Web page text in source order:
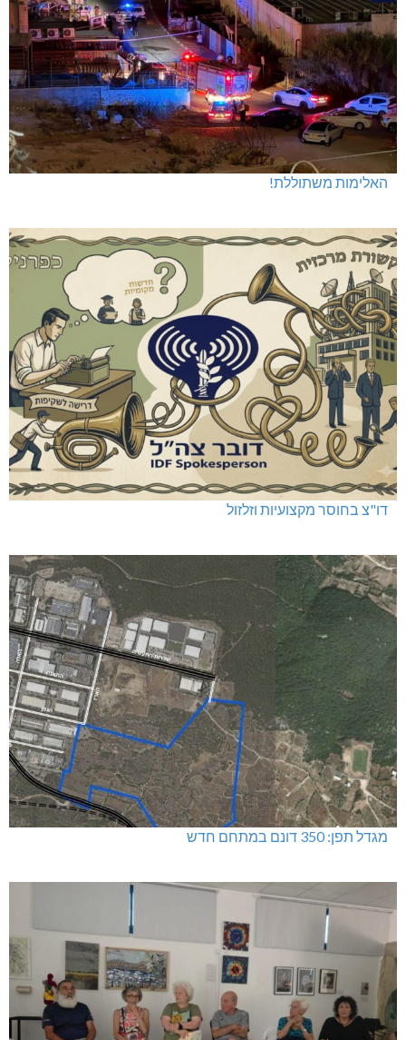
האלימות משתוללת!
דו"צ בחוסר מקצועיות וזלזול
מגדל תפן: 350 דונם במתחם חדש